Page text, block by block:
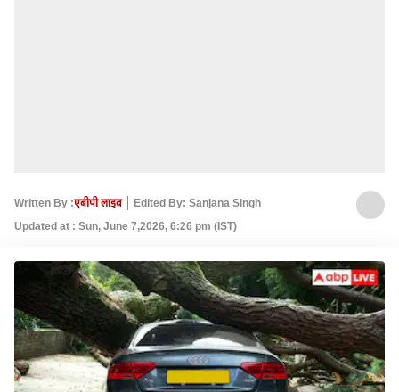
Written By :एबीपी लाइव
Edited By: Sanjana Singh
Updated at : Sun, June 7,2026, 6:26 pm (IST)